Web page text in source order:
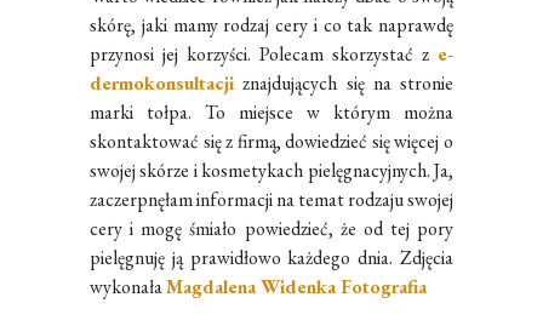
skórę, jaki mamy rodzaj cery i co tak naprawdę
przynosi jej korzyści. Polecam skorzystać z e-
dermokonsultacji znajdujących się na stronie
marki tołpa. To miejsce w którym można
skontaktować się z firmą, dowiedzieć się więcej o
swojej skórze i kosmetykach pielęgnacyjnych. Ja,
zaczerpnęłam informacji na temat rodzaju swojej
cery i mogę śmiało powiedzieć, że od tej pory
pielęgnuję ją prawidłowo każdego dnia. Zdjęcia
wykonałaMagdalena Widenka Fotografia